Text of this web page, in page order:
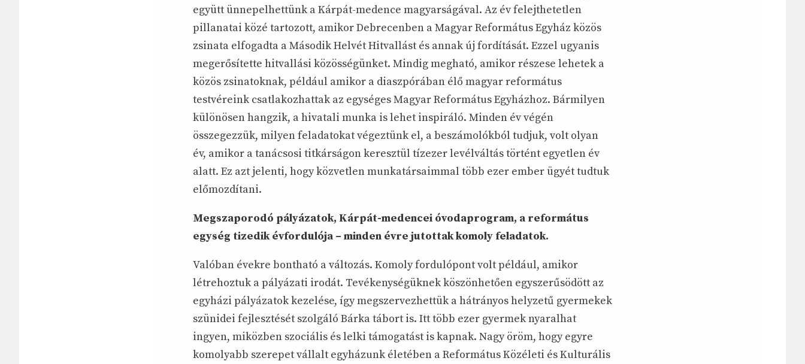
együtt ünnepelhettünk a Kárpát-medence magyarságával. Az év felejthetetlen
pillanatai közé tartozott, amikor Debrecenben a Magyar Református Egyház közös
zsinata elfogadta a Második Helvét Hitvallást és annak új fordítását. Ezzel ugyanis
megerősítette hitvallási közösségünket. Mindig megható, amikor részese lehetek a
közös zsinatoknak, például amikor a diaszpórában élő magyar református
testvéreink csatlakozhattak az egységes Magyar Református Egyházhoz. Bármilyen
különösen hangzik, a hivatali munka is lehet inspiráló. Minden év végén
összegezzük, milyen feladatokat végeztünk el, a beszámolókból tudjuk, volt olyan
év, amikor a tanácsosi titkárságon keresztül tízezer levélváltás történt egyetlen év
alatt. Ez azt jelenti, hogy közvetlen munkatársaimmal több ezer ember ügyét tudtuk
előmozdítani.
Megszaporodó pályázatok, Kárpát-medencei óvodaprogram, a református
egység tizedik évfordulója – minden évre jutottak komoly feladatok.
Valóban évekre bontható a változás. Komoly fordulópont volt például, amikor
létrehoztuk a pályázati irodát. Tevékenységüknek köszönhetően egyszerűsödött az
egyházi pályázatok kezelése, így megszervezhettük a hátrányos helyzetű gyermekek
szünidei fejlesztését szolgáló Bárka tábort is. Itt több ezer gyermek nyaralhat
ingyen, miközben szociális és lelki támogatást is kapnak. Nagy öröm, hogy egyre
komolyabb szerepet vállalt egyházunk életében a Református Közéleti és Kulturális